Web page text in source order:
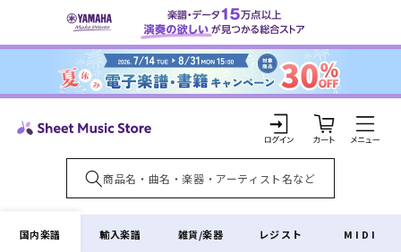
ンツに
ロ
グ
イ
カ
ー
ト
国内楽譜 輸入楽譜 雑貨/楽器 レジスト MIDI